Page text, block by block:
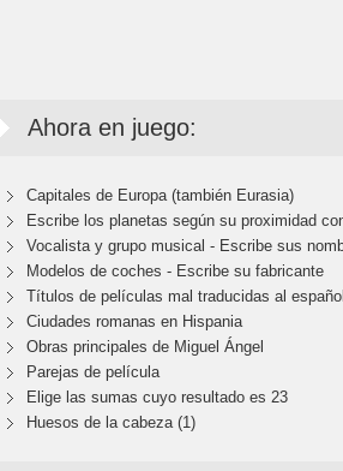
Ahora en juego:
Capitales de Europa (también Eurasia)
Escribe los planetas según su proximidad
Vocalista y grupo musical - Escribe sus
Modelos de coches - Escribe su fabricante
Títulos de películas mal traducidas al español
Ciudades romanas en Hispania
Obras principales de Miguel Ángel
Parejas de película
Elige las sumas cuyo resultado es 23
Huesos de la cabeza (1)